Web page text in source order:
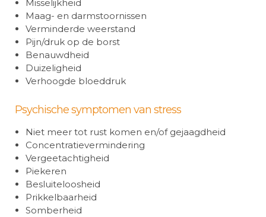
Misselijkheid
Maag- en darmstoornissen
Verminderde weerstand
Pijn/druk op de borst
Benauwdheid
Duizeligheid
Verhoogde bloeddruk
Psychische symptomen van stress
Niet meer tot rust komen en/of gejaagdheid
Concentratievermindering
Vergeetachtigheid
Piekeren
Besluiteloosheid
Prikkelbaarheid
Somberheid